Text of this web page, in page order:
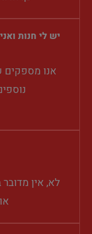
יש לי חנות
אנו מספקים
לא, אין